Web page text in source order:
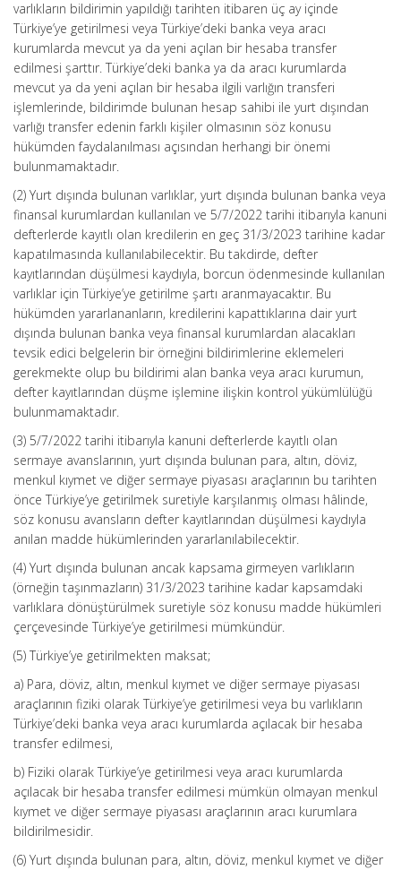
varlıkların bildirimin yapıldığı tarihten itibaren üç ay içinde
Türkiye’ye getirilmesi veya Türkiye’deki banka veya aracı
kurumlarda mevcut ya da yeni açılan bir hesaba transfer
edilmesi şarttır. Türkiye’deki banka ya da aracı kurumlarda
mevcut ya da yeni açılan bir hesaba ilgili varlığın transferi
işlemlerinde, bildirimde bulunan hesap sahibi ile yurt dışından
varlığı transfer edenin farklı kişiler olmasının söz konusu
hükümden faydalanılması açısından herhangi bir önemi
bulunmamaktadır.
(2) Yurt dışında bulunan varlıklar, yurt dışında bulunan banka veya
finansal kurumlardan kullanılan ve 5/7/2022 tarihi itibarıyla kanuni
defterlerde kayıtlı olan kredilerin en geç 31/3/2023 tarihine kadar
kapatılmasında kullanılabilecektir. Bu takdirde, defter
kayıtlarından düşülmesi kaydıyla, borcun ödenmesinde kullanılan
varlıklar için Türkiye’ye getirilme şartı aranmayacaktır. Bu
hükümden yararlananların, kredilerini kapattıklarına dair yurt
dışında bulunan banka veya finansal kurumlardan alacakları
tevsik edici belgelerin bir örneğini bildirimlerine eklemeleri
gerekmekte olup bu bildirimi alan banka veya aracı kurumun,
defter kayıtlarından düşme işlemine ilişkin kontrol yükümlülüğü
bulunmamaktadır.
(3) 5/7/2022 tarihi itibarıyla kanuni defterlerde kayıtlı olan
sermaye avanslarının, yurt dışında bulunan para, altın, döviz,
menkul kıymet ve diğer sermaye piyasası araçlarının bu tarihten
önce Türkiye’ye getirilmek suretiyle karşılanmış olması hâlinde,
söz konusu avansların defter kayıtlarından düşülmesi kaydıyla
anılan madde hükümlerinden yararlanılabilecektir.
(4) Yurt dışında bulunan ancak kapsama girmeyen varlıkların
(örneğin taşınmazların) 31/3/2023 tarihine kadar kapsamdaki
varlıklara dönüştürülmek suretiyle söz konusu madde hükümleri
çerçevesinde Türkiye’ye getirilmesi mümkündür.
(5) Türkiye’ye getirilmekten maksat;
a) Para, döviz, altın, menkul kıymet ve diğer sermaye piyasası
araçlarının fiziki olarak Türkiye’ye getirilmesi veya bu varlıkların
Türkiye’deki banka veya aracı kurumlarda açılacak bir hesaba
transfer edilmesi,
b) Fiziki olarak Türkiye’ye getirilmesi veya aracı kurumlarda
açılacak bir hesaba transfer edilmesi mümkün olmayan menkul
kıymet ve diğer sermaye piyasası araçlarının aracı kurumlara
bildirilmesidir.
(6) Yurt dışında bulunan para, altın, döviz, menkul kıymet ve diğer